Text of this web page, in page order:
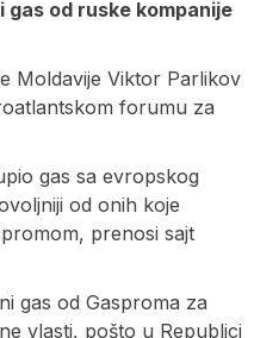
od ruske kompanije
Moldavije Viktor Parlikov
forumu za
gas sa evropskog
od onih koje
prenosi sajt
gas od Gasproma za
vlasti, pošto u Republici